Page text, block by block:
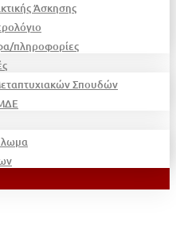
Άσκησης
πληροφορίες
Σπουδών